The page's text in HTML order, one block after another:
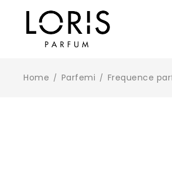
Home / Parfemi / Frequence